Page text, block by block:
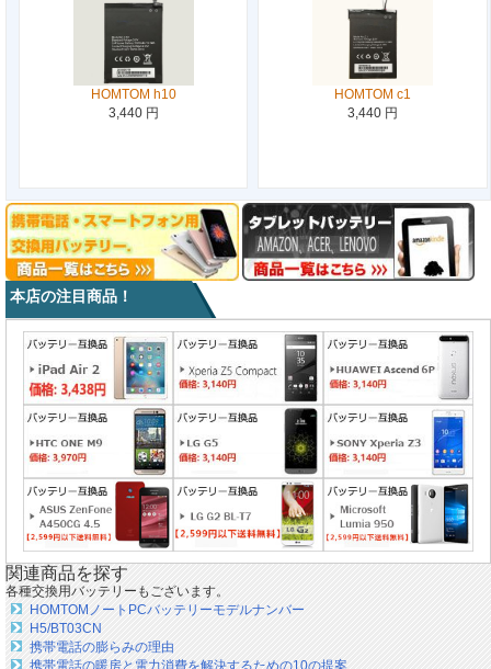
HOMTOM h10
3,440 円
HOMTOM c1
3,440 円
本店の注目商品！
関連商品を探す
各種交換用バッテリーもございます。
HOMTOMノートPCバッテリーモデルナンバー
H5/BT03CN
携帯電話の膨らみの理由